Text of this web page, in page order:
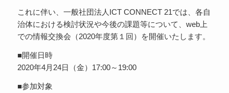
これに伴い、一般社団法人ICT CONNECT 21では、各自
治体における検討状況や今後の課題等について、web上
での情報交換会（2020年度第１回）を開催いたします。
■開催日時
2020年4月24日（金）17:00～19:00
■参加対象